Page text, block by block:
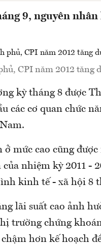
9, nguyên
CPI năm 2012 tăng
kỳ tháng 8 được
các cơ quan chức
mức cao cũng
nhiệm kỳ 2011 -
kinh tế - xã hội 8
lãi suất cao ảnh
trường chứng
hơn kế hoạch